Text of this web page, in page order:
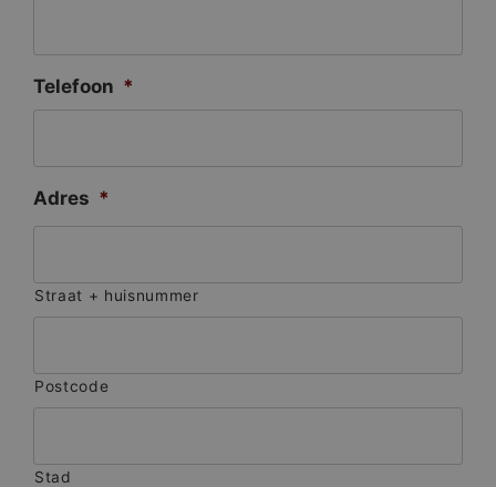
Telefoon *
Adres *
Straat + huisnummer
Postcode
Stad